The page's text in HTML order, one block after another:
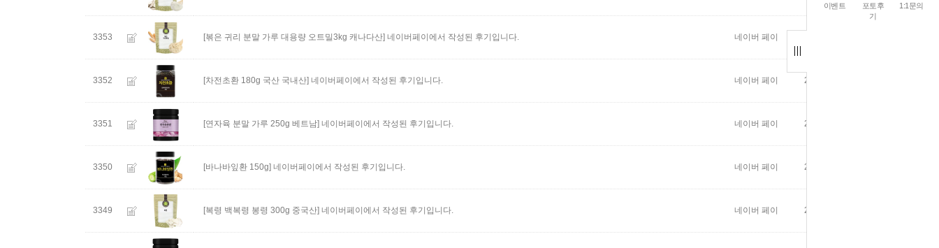
이벤트
포토후
기
1:1문의
3353 [볶은 귀리 분말 가루 대용량 오트밀3kg 캐나다산] 네이버페이에서 작성된 후기입니다. 네이버 페이
3352 [차전초환 180g 국산 국내산] 네이버페이에서 작성된 후기입니다. 네이버 페이 2026/07/04
3351 [연자육 분말 가루 250g 베트남] 네이버페이에서 작성된 후기입니다. 네이버 페이 2026/07/04
3350 [바나바잎환 150g] 네이버페이에서 작성된 후기입니다. 네이버 페이 2026/07/04
3349 [복령 백복령 봉령 300g 중국산] 네이버페이에서 작성된 후기입니다. 네이버 페이 2026/07/03